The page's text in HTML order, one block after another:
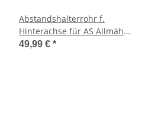
Abstandshalterrohr f.
Hinterachse für AS Allmäher
28 2T/28/4
49,99 € *